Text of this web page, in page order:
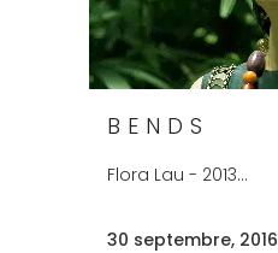
BENDS
Flora Lau - 2013...
30 septembre, 2016